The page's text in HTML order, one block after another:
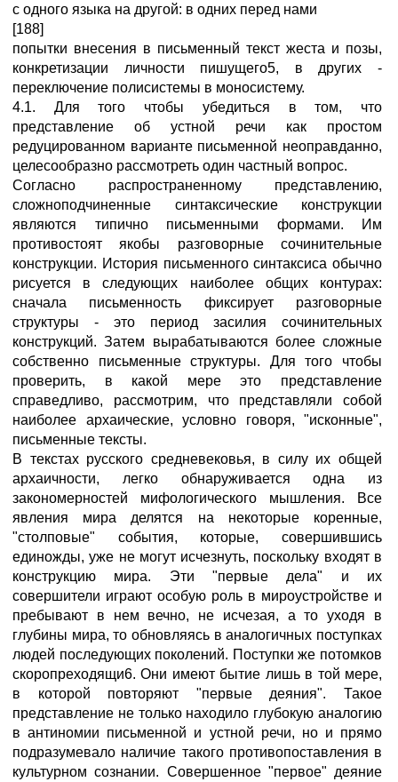
с одного языка на другой: в одних перед нами
[188]
попытки внесения в письменный текст жеста и позы,
конкретизации личности пишущего5, в других -
переключение полисистемы в моносистему.
4.1. Для того чтобы убедиться в том, что
представление об устной речи как простом
редуцированном варианте письменной неоправданно,
целесообразно рассмотреть один частный вопрос.
Согласно распространенному представлению,
сложноподчиненные синтаксические конструкции
являются типично письменными формами. Им
противостоят якобы разговорные сочинительные
конструкции. История письменного синтаксиса обычно
рисуется в следующих наиболее общих контурах:
сначала письменность фиксирует разговорные
структуры - это период засилия сочинительных
конструкций. Затем вырабатываются более сложные
собственно письменные структуры. Для того чтобы
проверить, в какой мере это представление
справедливо, рассмотрим, что представляли собой
наиболее архаические, условно говоря, "исконные",
письменные тексты.
В текстах русского средневековья, в силу их общей
архаичности, легко обнаруживается одна из
закономерностей мифологического мышления. Все
явления мира делятся на некоторые коренные,
"столповые" события, которые, совершившись
единожды, уже не могут исчезнуть, поскольку входят в
конструкцию мира. Эти "первые дела" и их
совершители играют особую роль в мироустройстве и
пребывают в нем вечно, не исчезая, а то уходя в
глубины мира, то обновляясь в аналогичных поступках
людей последующих поколений. Поступки же потомков
скоропреходящи6. Они имеют бытие лишь в той мере,
в которой повторяют "первые деяния". Такое
представление не только находило глубокую аналогию
в антиномии письменной и устной речи, но и прямо
подразумевало наличие такого противопоставления в
культурном сознании. Совершенное "первое" деяние